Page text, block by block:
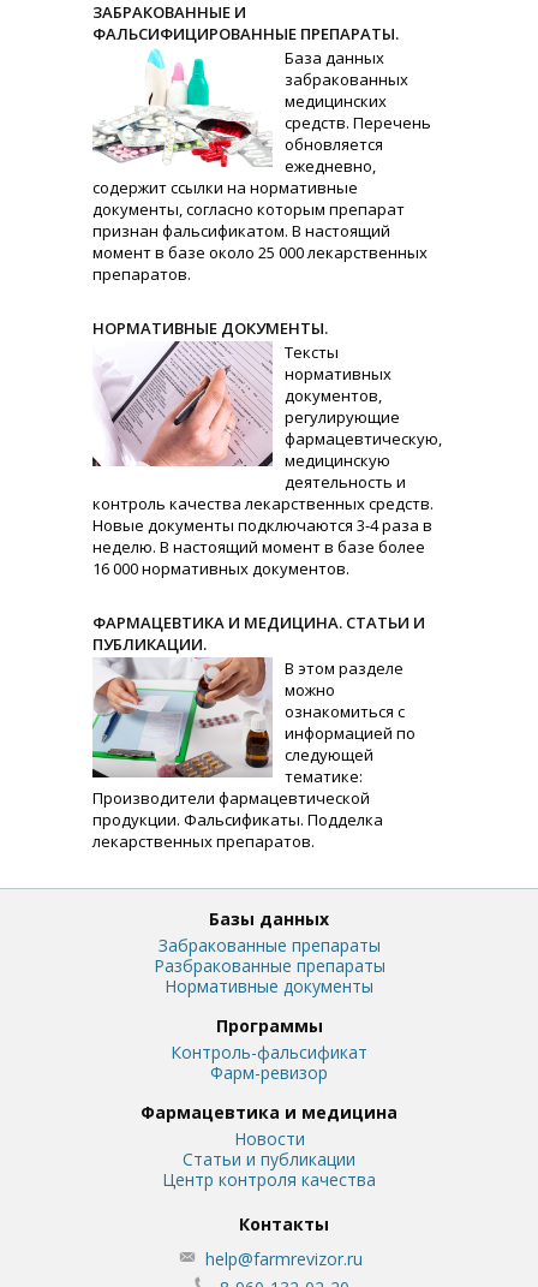
ЗАБРАКОВАННЫЕ И
ФАЛЬСИФИЦИРОВАННЫЕ ПРЕПАРАТЫ.
База данных
забракованных
медицинских
средств. Перечень
обновляется
ежедневно,
содержит ссылки на нормативные
документы, согласно которым препарат
признан фальсификатом. В настоящий
момент в базе около 25 000 лекарственных
препаратов.
НОРМАТИВНЫЕ ДОКУМЕНТЫ.
Тексты
нормативных
документов,
регулирующие
фармацевтическую,
медицинскую
деятельность и
контроль качества лекарственных средств.
Новые документы подключаются 3-4 раза в
неделю. В настоящий момент в базе более
16 000 нормативных документов.
ФАРМАЦЕВТИКА И МЕДИЦИНА. СТАТЬИ И
ПУБЛИКАЦИИ.
В этом разделе
можно
ознакомиться с
информацией по
следующей
тематике:
Производители фармацевтической
продукции. Фальсификаты. Подделка
лекарственных препаратов.
Базы данных
Забракованные препараты
Разбракованные препараты
Нормативные документы
Программы
Контроль-фальсификат
Фарм-ревизор
Фармацевтика и медицина
Новости
Статьи и публикации
Центр контроля качества
Контакты
help@farmrevizor.ru